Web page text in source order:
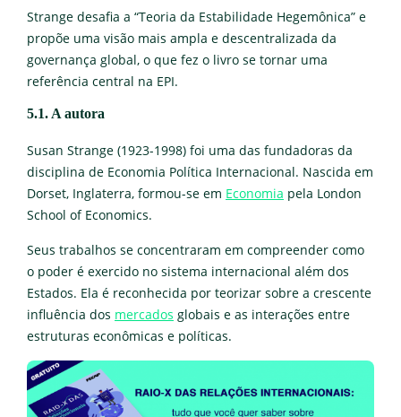
Strange desafia a “Teoria da Estabilidade Hegemônica” e
propõe uma visão mais ampla e descentralizada da
governança global, o que fez o livro se tornar uma
referência central na EPI.
5.1. A autora
Susan Strange (1923-1998) foi uma das fundadoras da
disciplina de Economia Política Internacional. Nascida em
Dorset, Inglaterra, formou-se em Economia pela London
School of Economics.
Seus trabalhos se concentraram em compreender como
o poder é exercido no sistema internacional além dos
Estados. Ela é reconhecida por teorizar sobre a crescente
influência dos mercados globais e as interações entre
estruturas econômicas e políticas.